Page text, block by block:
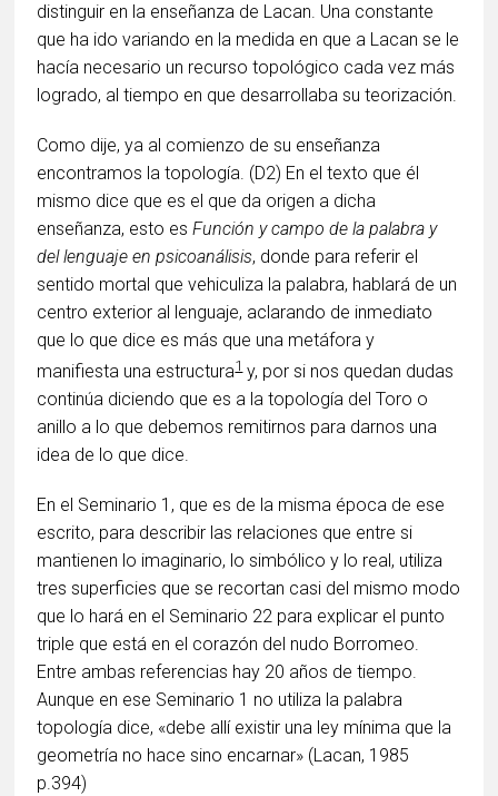
distinguir en la enseñanza de Lacan. Una constante
que ha ido variando en la medida en que a Lacan se le
hacía necesario un recurso topológico cada vez más
logrado, al tiempo en que desarrollaba su teorización.
Como dije, ya al comienzo de su enseñanza
encontramos la topología. (D2) En el texto que él
mismo dice que es el que da origen a dicha
enseñanza, esto esFunción y campo de la palabra y
del lenguaje en psicoanálisis, donde para referir el
sentido mortal que vehiculiza la palabra, hablará de un
centro exterior al lenguaje, aclarando de inmediato
que lo que dice es más que una metáfora y
manifiesta una estructura1y, por si nos quedan dudas
continúa diciendo que es a la topología del Toro o
anillo a lo que debemos remitirnos para darnos una
idea de lo que dice.
En el Seminario 1, que es de la misma época de ese
escrito, para describir las relaciones que entre si
mantienen lo imaginario, lo simbólico y lo real, utiliza
tres superficies que se recortan casi del mismo modo
que lo hará en el Seminario 22 para explicar el punto
triple que está en el corazón del nudo Borromeo.
Entre ambas referencias hay 20 años de tiempo.
Aunque en ese Seminario 1 no utiliza la palabra
topología dice, «debe allí existir una ley mínima que la
geometría no hace sino encarnar» (Lacan, 1985
p.394)